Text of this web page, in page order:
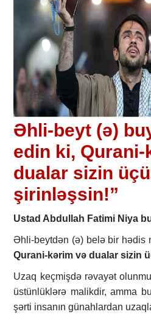
Əhli-beyt (ə)
edin ki,
dualar sizin
şirinləşsin!”
Ustad Abdullah Fatimi Niya
Əhli-beytdən (ə) belə bir hədis
Qurani-kərim və dualar sizin
Uzaq keçmişdə rəvayət
üstünlüklərə malikdir, amma
şərti insanın günahlardan